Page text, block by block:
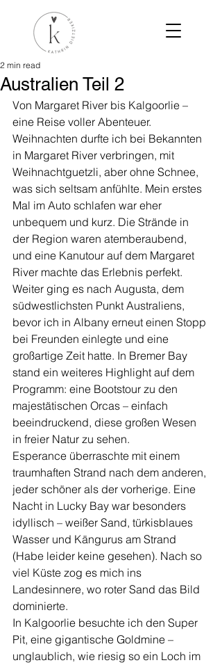
Australien Teil 2
2 min read
Von Margaret River bis Kalgoorlie –
eine Reise voller Abenteuer.
Weihnachten durfte ich bei Bekannten
in Margaret River verbringen, mit
Weihnachtguetzli, aber ohne Schnee,
was sich seltsam anfühlte. Mein erstes
Mal im Auto schlafen war eher
unbequem und kurz. Die Strände in
der Region waren atemberaubend,
und eine Kanutour auf dem Margaret
River machte das Erlebnis perfekt.
Weiter ging es nach Augusta, dem
südwestlichsten Punkt Australiens,
bevor ich in Albany erneut einen Stopp
bei Freunden einlegte und eine
großartige Zeit hatte. In Bremer Bay
stand ein weiteres Highlight auf dem
Programm: eine Bootstour zu den
majestätischen Orcas – einfach
beeindruckend, diese großen Wesen
in freier Natur zu sehen.
Esperance überraschte mit einem
traumhaften Strand nach dem anderen,
jeder schöner als der vorherige. Eine
Nacht in Lucky Bay war besonders
idyllisch – weißer Sand, türkisblaues
Wasser und Kängurus am Strand
(Habe leider keine gesehen). Nach so
viel Küste zog es mich ins
Landesinnere, wo roter Sand das Bild
dominierte.
In Kalgoorlie besuchte ich den Super
Pit, eine gigantische Goldmine –
unglaublich, wie riesig so ein Loch im